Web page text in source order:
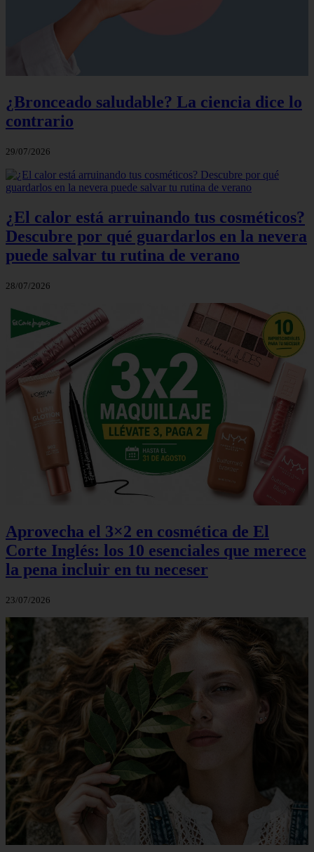
¿Bronceado saludable? La ciencia dice lo
contrario
29/07/2026
¿El calor está arruinando tus cosméticos?
Descubre por qué guardarlos en la nevera
puede salvar tu rutina de verano
28/07/2026
Aprovecha el 3×2 en cosmética de El
Corte Inglés: los 10 esenciales que merece
la pena incluir en tu neceser
23/07/2026